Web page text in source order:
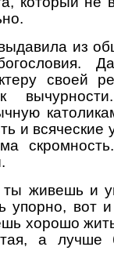
из
своей
и всяческие
живешь и
упорно, вот
хорошо
а лучше